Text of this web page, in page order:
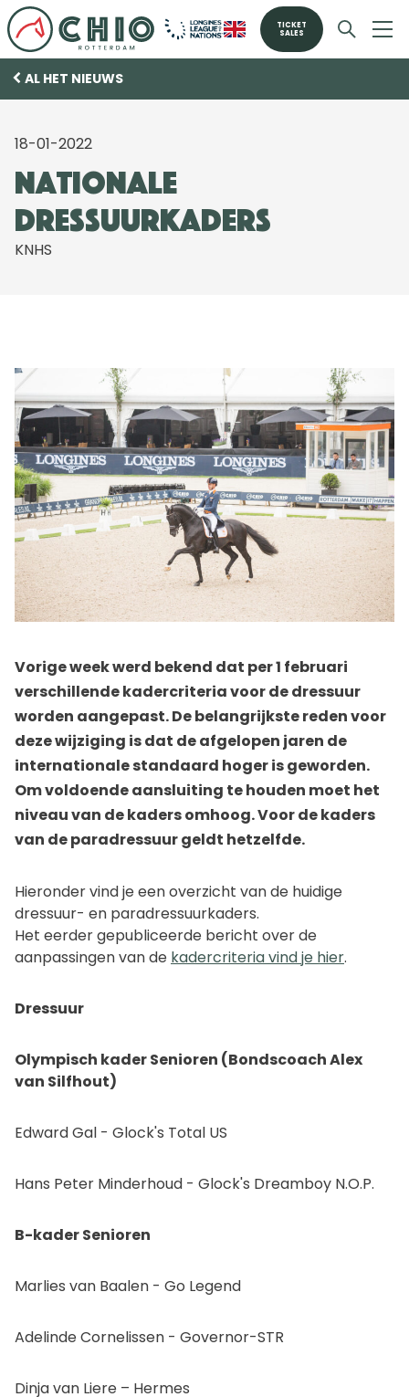
TICKET
SALES
AL HET NIEUWS
18-01-2022
Nationale
dressuurkaders
KNHS
Vorige week werd bekend dat per 1 februari
verschillende kadercriteria voor de dressuur
worden aangepast. De belangrijkste reden voor
deze wijziging is dat de afgelopen jaren de
internationale standaard hoger is geworden.
Om voldoende aansluiting te houden moet het
niveau van de kaders omhoog. Voor de kaders
van de paradressuur geldt hetzelfde.
Hieronder vind je een overzicht van de huidige
dressuur- en paradressuurkaders.
Het eerder gepubliceerde bericht over de
aanpassingen van de kadercriteria vind je hier.
Dressuur
Olympisch kader Senioren (Bondscoach Alex
van Silfhout)
Edward Gal - Glock's Total US
Hans Peter Minderhoud - Glock's Dreamboy N.O.P.
B-kader Senioren
Marlies van Baalen - Go Legend
Adelinde Cornelissen - Governor-STR
Dinja van Liere – Hermes